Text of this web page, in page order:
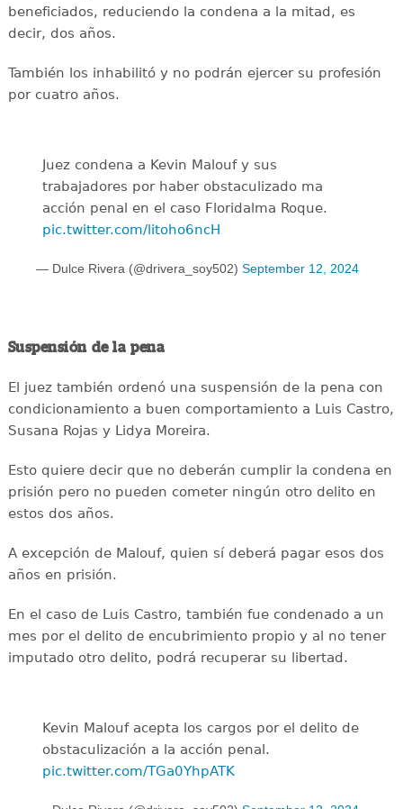
beneficiados, reduciendo la condena a la mitad, es
decir, dos años.
También los inhabilitó y no podrán ejercer su profesión
por cuatro años.
Juez condena a Kevin Malouf y sus
trabajadores por haber obstaculizado ma
acción penal en el caso Floridalma Roque.
pic.twitter.com/litoho6ncH
— Dulce Rivera (@drivera_soy502) September 12, 2024
Suspensión de la pena
El juez también ordenó una suspensión de la pena con
condicionamiento a buen comportamiento a Luis Castro,
Susana Rojas y Lidya Moreira.
Esto quiere decir que no deberán cumplir la condena en
prisión pero no pueden cometer ningún otro delito en
estos dos años.
A excepción de Malouf, quien sí deberá pagar esos dos
años en prisión.
En el caso de Luis Castro, también fue condenado a un
mes por el delito de encubrimiento propio y al no tener
imputado otro delito, podrá recuperar su libertad.
Kevin Malouf acepta los cargos por el delito de
obstaculización a la acción penal.
pic.twitter.com/TGa0YhpATK